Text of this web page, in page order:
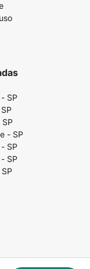
SP
- SP
SP
SP
Publicidade e